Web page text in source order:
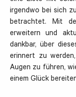
irgendwo bei sich
betrachtet. Mit
erweitern und
dankbar, über
erinnert zu
Augen zu führen,
einem Glück